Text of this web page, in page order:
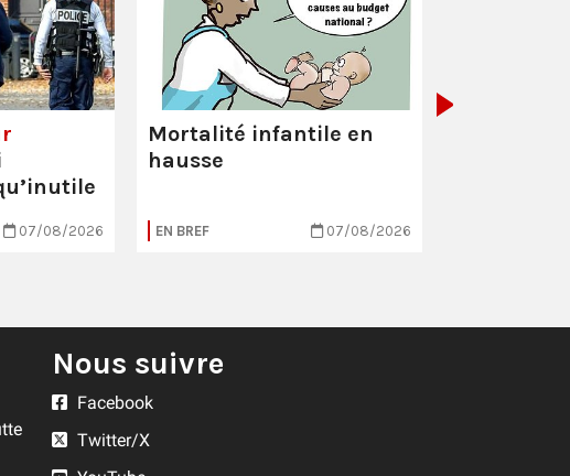
07/08/2026
Mortalité infantile en
hausse
EN BREF 07/08/2026
Nous suivre
Facebook
Twitter/X